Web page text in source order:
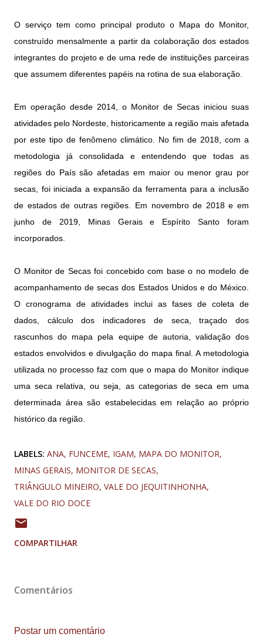
O serviço tem como principal produto o Mapa do Monitor,
construído mensalmente a partir da colaboração dos estados
integrantes do projeto e de uma rede de instituições parceiras
que assumem diferentes papéis na rotina de sua elaboração.
Em operação desde 2014, o Monitor de Secas iniciou suas
atividades pelo Nordeste, historicamente a região mais afetada
por este tipo de fenômeno climático. No fim de 2018, com a
metodologia já consolidada e entendendo que todas as
regiões do País são afetadas em maior ou menor grau por
secas, foi iniciada a expansão da ferramenta para a inclusão
de estados de outras regiões. Em novembro de 2018 e em
junho de 2019, Minas Gerais e Espírito Santo foram
incorporados.
O Monitor de Secas foi concebido com base o no modelo de
acompanhamento de secas dos Estados Unidos e do México.
O cronograma de atividades inclui as fases de coleta de
dados, cálculo dos indicadores de seca, traçado dos
rascunhos do mapa pela equipe de autoria, validação dos
estados envolvidos e divulgação do mapa final. A metodologia
utilizada no processo faz com que o mapa do Monitor indique
uma seca relativa, ou seja, as categorias de seca em uma
determinada área são estabelecidas em relação ao próprio
histórico da região.
LABELS: ANA FUNCEME IGAM MAPA DO MONITOR
MINAS GERAIS MONITOR DE SECAS
TRIÂNGULO MINEIRO VALE DO JEQUITINHONHA
VALE DO RIO DOCE
COMPARTILHAR
Comentários
Postar um comentário